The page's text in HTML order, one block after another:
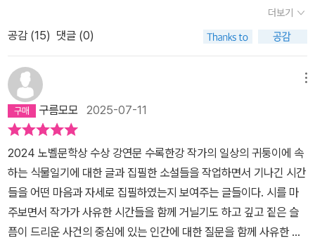
렇게 화창한 봄날에 눈만 들면 창 밖으로 보이는 우리 동네의, 온통 연
두와 여린 초록의 잎이 무성해진 낮은 언덕과 산, 심지어 우리 집 정원
에도 초록이 무성한데 말이다. 그래서 작가가 마흔여덟에 처음 갖게
된 집에서 북향정원을 가꾸는 일상을 보여준 문장들이 더없이 반가울
수 밖에 없었다. 아! 북향정원이라니... 생각만 해도 아찔하고 조마조
마하다. 빛이 들지 않는데 식물이 잘 자랄 수 있으려나 싶어서 말이다.
북쪽 벽에 붙여 만들어야 했던 가로 백팔십, 폭 사십 센티미터의 긴 직
사각형 땅에 흙을 채우고 벽돌로 반 뼘 높이의 벽을 쌓아 만든 공간에
조경사님의 조언을 받아들여 미스 김라일락, 청단풍, 불두화, 옥잠화
와 호스타와 맥문동을 심었다. 절대적으로 부족한 일조량은 거울을
이용하여 보충한다. 남쪽으로 비치는 햇빛을 반사시켜 보내 준다니.
이 방법도 너무 신박해서 오호... 역시 전문가다운 조언이군! 했다^^글
앗기고... 천천히 아주 천천히 곱씹으면서 내 몸에서, 마음에서 소화시
키면서 읽어야지, 그냥 북향 정원에 햇빛을 주기 위해 거울을 설치하
읽으면서 식물과 빛을 생각하고, 그 빛이 사람과 식물을 연결지어주
는 실의 역할을 하고 있음도 깨닫고.그렇게 이 책은 내 마음에 빛을 주
고, 또 다른 사람들과 연결해주는 실 역할도 해주고. 빛이 실이 되어
서로 연결되는 순간, 빛에는 볕이라는 온기가 담겨 있게 된다. 서로를
보듬어주는 따스함.여전히 어려운 시대다. 봄은 왔지만 아직 봄이라
고 할 수 없는 그런 시대를 살아가고 있다. 한강 작가가 식물을 위하여
거울의 각도를 수시로 바꿔주듯이, 우리 역시 우리가 바라는 사회를
위해 무언가를 지속적으로 해야 한다.아직 오지 않은 우리 사회의 봄
을 위해 우리는 빛을 그리로 보내야 한다. 우리 자신이 각자 서야 할
래 노벨 문학상 수상을 위한 발대식’. 심지어 조정래 작가를 모셔다 놓
고 한 행사였다. 맙소사. 강소국 반열에 들어섰지만 한국인들 스스로
도 너무 잘 인지하고 있는 사회 각 분야의 ‘빈약한 기초’를 단박에 덮
어 줄 외부의 권위로 지나치게 자주 소환되는 노벨상, 그 K-노벨상-
집착의 한쪽 끝이 이곳 벌교까지 닿아있었다. 세상에 노벨 문학상을
받자고 발대식을 한다는 발상이 가능하다니!김혼비, 박태하 『전국 축
제 자랑』, 민음사, 2021, p.247 3. 그래서 2024년 한강의 수상 소
식은 많은 사람들의 앞통수와 뒤통수를 동시에 쳤다. 그 중 제일 억울
할 사람은 언론과 문학계의 호들갑에 매번 이름이 오르내리던 그 작
가들일 게다. ‘억울할’ 거란 무심한 언사조차 억울할 것을 알고 있지
만, 대체 어찌 설명해야 하지. 작가님들의 무고함을 제가 압니다. 라고
해야하나. 4. 2024년 노벨상 수상 이후, 한강의 첫 책이 나왔다. 이
더보기
공감 (15) 댓글 (0)
구름모모 2025-07-11
2024 노벨문학상 수상 강연문 수록​​한강 작가의 일상의 귀퉁이에 속
하는 식물일기에 대한 글과 집필한 소설들을 작업하면서 기나긴 시간
들을 어떤 마음과 자세로 집필하였는지 보여주는 글들이다. 시를 마
주보면서 작가가 사유한 시간들을 함께 거닐기도 하고 깊고 짙은 슬
픔이 드리운 사건의 중심에 있는 인간에 대한 질문을 함께 사유한 내